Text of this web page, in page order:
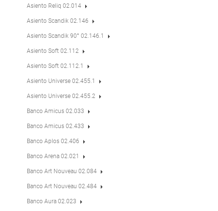
Asiento Reliq 02.014
Asiento Scandik 02.146
Asiento Scandik 90° 02.146.1
Asiento Soft 02.112
Asiento Soft 02.112.1
Asiento Universe 02.455.1
Asiento Universe 02.455.2
Banco Amicus 02.033
Banco Amicus 02.433
Banco Aplos 02.406
Banco Arena 02.021
Banco Art Nouveau 02.084
Banco Art Nouveau 02.484
Banco Aura 02.023